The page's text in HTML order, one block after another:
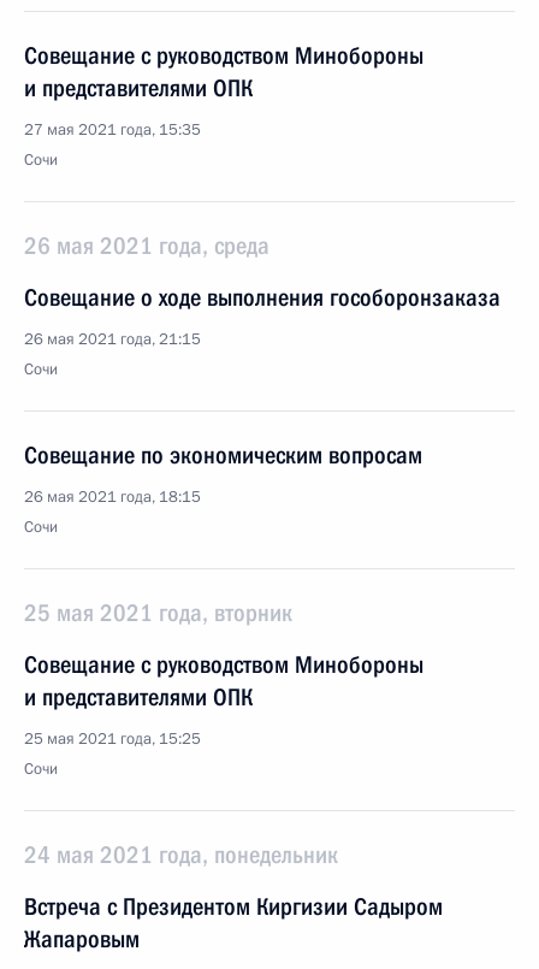
Совещание с руководством Минобороны
и представителями ОПК
27 мая 2021 года, 15:35
Сочи
26 мая 2021 года, среда
Совещание о ходе выполнения гособоронзаказа
26 мая 2021 года, 21:15
Сочи
Совещание по экономическим вопросам
26 мая 2021 года, 18:15
Сочи
25 мая 2021 года, вторник
Совещание с руководством Минобороны
и представителями ОПК
25 мая 2021 года, 15:25
Сочи
24 мая 2021 года, понедельник
Встреча с Президентом Киргизии Садыром
Жапаровым